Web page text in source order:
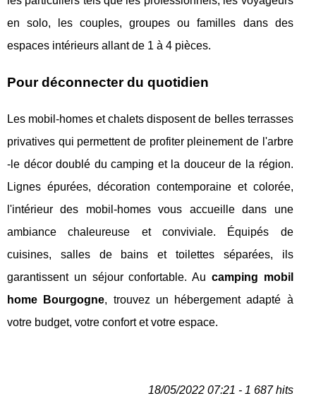
en solo, les couples, groupes ou familles dans des
espaces intérieurs allant de 1 à 4 pièces.
Pour déconnecter du quotidien
Les mobil-homes et chalets disposent de belles terrasses
privatives qui permettent de profiter pleinement de l'arbre
-le décor doublé du camping et la douceur de la région.
Lignes épurées, décoration contemporaine et colorée,
l'intérieur des mobil-homes vous accueille dans une
ambiance chaleureuse et conviviale. Équipés de
cuisines, salles de bains et toilettes séparées, ils
garantissent un séjour confortable. Au camping mobil
home Bourgogne, trouvez un hébergement adapté à
votre budget, votre confort et votre espace.
18/05/2022 07:21 - 1 687 hits